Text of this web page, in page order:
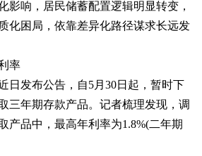
影响，居民储蓄配置逻辑明显转变，
化困局，依靠差异化路径谋求长远发
率
发布公告，自5月30日起，暂时下
三年期存款产品。记者梳理发现，调
产品中，最高年利率为1.8%(二年期